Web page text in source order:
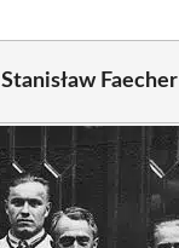
Stanisław Faecher